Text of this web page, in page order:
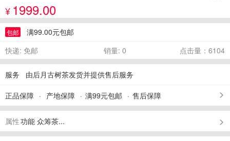
¥ 1999.00
包邮
满99.00元包邮
快递: 免邮
销量: 0 点击量：6104
服务 由后月古树茶发货并提供售后服务
正品保障 产地保障 满99元包邮 售后保障
属性功能 众筹茶...